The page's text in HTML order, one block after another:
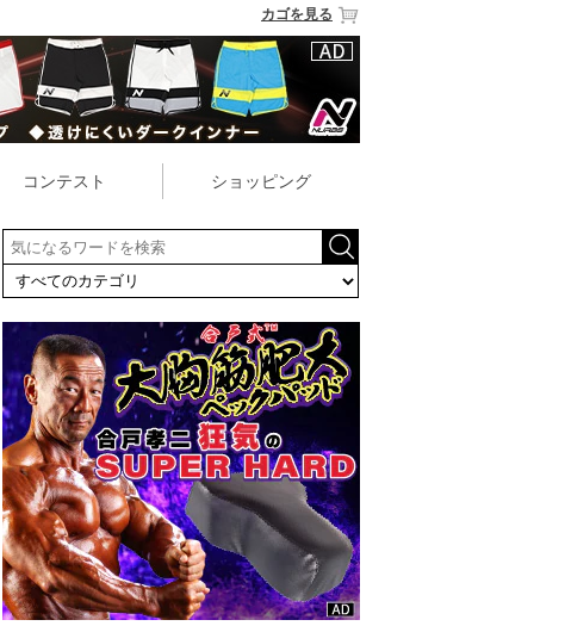
カゴを見る
コンテスト ショッピング